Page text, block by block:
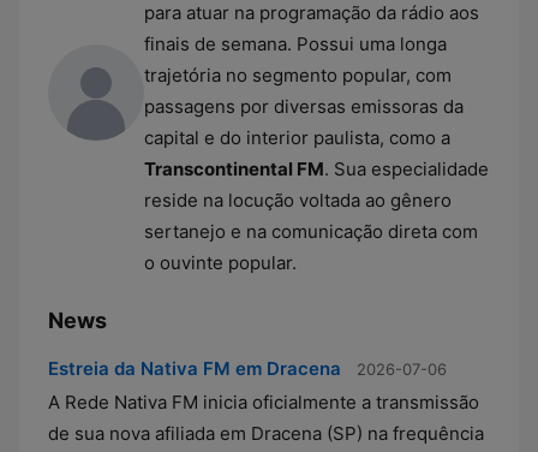
para atuar na programação da rádio aos
finais de semana. Possui uma longa
trajetória no segmento popular, com
passagens por diversas emissoras da
capital e do interior paulista, como a
Transcontinental FM. Sua especialidade
reside na locução voltada ao gênero
sertanejo e na comunicação direta com
o ouvinte popular.
News
Estreia da Nativa FM em Dracena 2026-07-06
A Rede Nativa FM inicia oficialmente a transmissão
de sua nova afiliada em Dracena (SP) na frequência